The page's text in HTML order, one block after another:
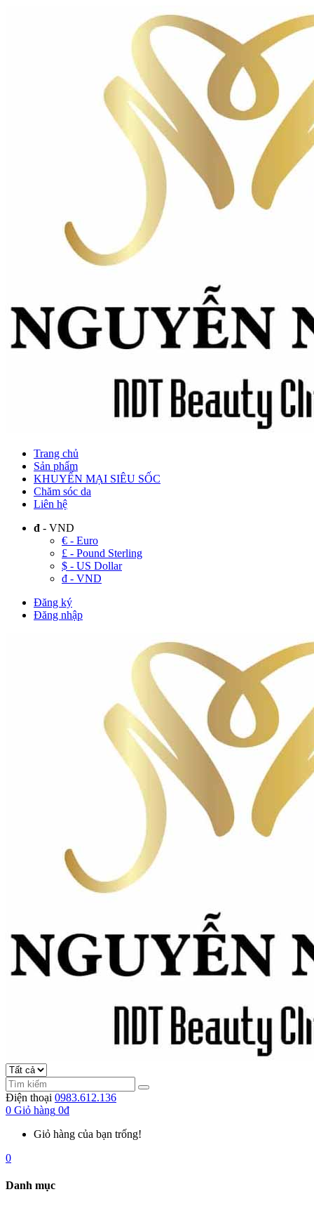
Trang chủ
Sản phẩm
KHUYẾN MẠI SIÊU SỐC
Chăm sóc da
Liên hệ
đ - VND
€ - Euro
£ - Pound Sterling
$ - US Dollar
đ - VND
Đăng ký
Đăng nhập
Điện thoại 0983.612.136
0 Giỏ hàng 0đ
Giỏ hàng của bạn trống!
0
Danh mục